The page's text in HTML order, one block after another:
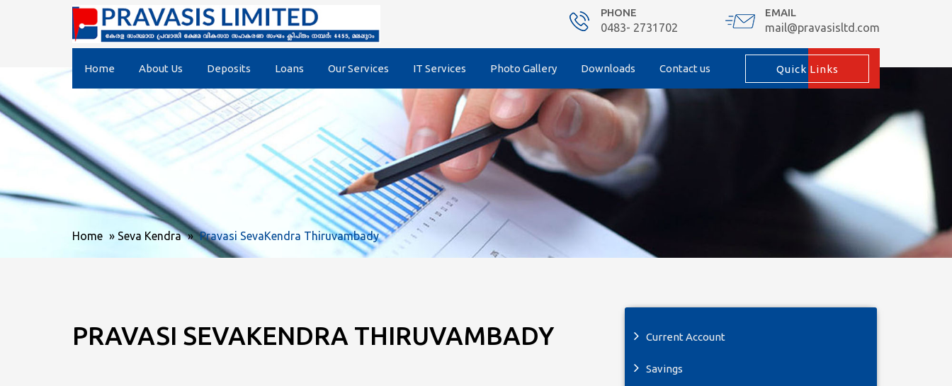
PHONE
0483- 2731702
EMAIL
mail@pravasisltd.com
Home About Us Deposits Loans Our Services IT Services Photo Gallery Downloads Contact us Quick Links
Home » Seva Kendra » Pravasi SevaKendra Thiruvambady
PRAVASI SEVAKENDRA THIRUVAMBADY Current Account
Savings